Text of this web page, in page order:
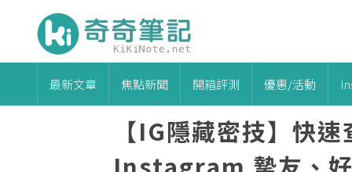
最新文章 焦點新聞 開箱評測 優惠/活動
【IG隱藏密技】快